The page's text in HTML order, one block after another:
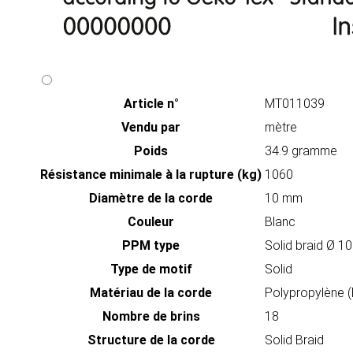
Article n°
MT011039
Vendu par
mètre
Poids
34.9 gramme
Résistance minimale à la rupture (kg) 1060
Diamètre de la corde
10 mm
Couleur
Blanc
PPM type
Solid braid Ø
Type de motif
Solid
Matériau de la corde
Polypropylène
Nombre de brins
18
Structure de la corde
Solid Braid